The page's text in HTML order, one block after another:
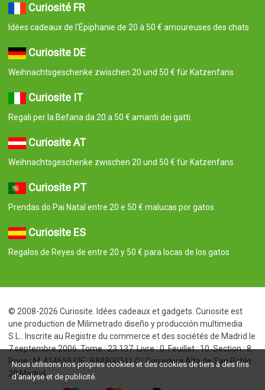
Curiosité FR
Idées cadeaux de l'Épiphanie de 20 à 50 € amoureuses des chats
Curiosite DE
Weihnachtsgeschenke zwischen 20 und 50 € für Katzenfans
Curiosite IT
Regali per la Befana da 20 a 50 € amanti dei gatti
Curiosite AT
Weihnachtsgeschenke zwischen 20 und 50 € für Katzenfans
Curiosite PT
Prendas do Pai Natal entre 20 e 50 € malucas por gatos
Curiosite ES
Regalos de Reyes de entre 20 y 50 € para locas de los gatos
© 2008-2026 Curiosite. Idées cadeaux et gadgets. Curiosite est
une production de Milimetrado diseño y producción multimedia
S.L.. Inscrite au Registre du commerce et des sociétés de Madrid le
7 septembre 2006. Tome : 23.137. Livre : 0. Feuillet : 10. Section : 8.
Page : M-414659 CIF : B84800341 C/ Corredera Alta de San Pablo
28 Madrid
Nous utilisons nos propres cookies et des cookies de tiers à des fins
d'analyse et de publicité.